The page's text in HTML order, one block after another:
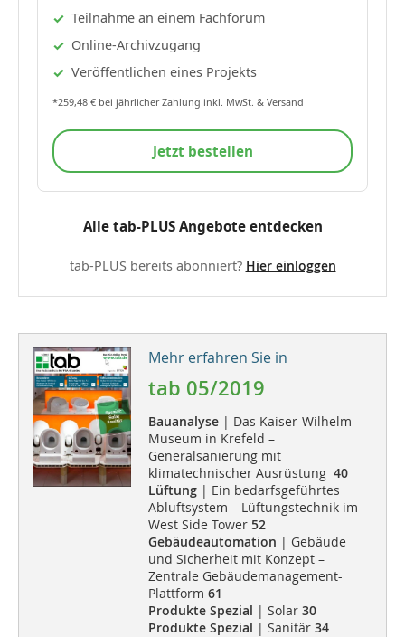
Teilnahme an einem Fachforum
Online-Archivzugang
Veröffentlichen eines Projekts
*259,48 € bei jährlicher Zahlung inkl. MwSt. & Versand
Jetzt bestellen
Alle tab-PLUS Angebote entdecken
tab-PLUS bereits abonniert? Hier einloggen
Mehr erfahren Sie in
tab 05/2019
Bauanalyse| Das Kaiser-Wilhelm-
Museum in Krefeld –
Generalsanierung mit
klimatechnischer Ausrüstung 40
Lüftung| Ein bedarfsgeführtes
Abluftsystem – Lüftungstechnik im
West Side Tower 52
Gebäudeautomation | Gebäude
und Sicherheit mit Konzept –
Zentrale Gebäudemanagement-
Plattform 61
Produkte Spezial | Solar 30
Produkte Spezial | Sanitär 34